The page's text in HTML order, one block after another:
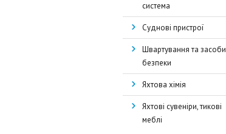
система
Суднові пристрої
Швартування та засоби
безпеки
Яхтова хімія
Яхтові сувеніри, тикові
меблі